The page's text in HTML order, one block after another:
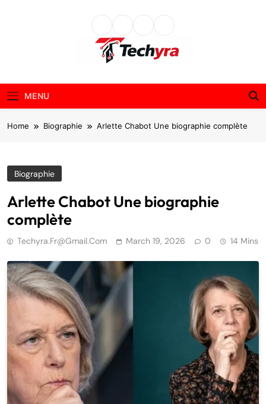
techyra.fr
MENU
Home Biographie Arlette Chabot Une biographie complète
Biographie
Arlette Chabot Une biographie
complète
Techyra.fr@gmail.com March 19, 2026 0 14 Mins